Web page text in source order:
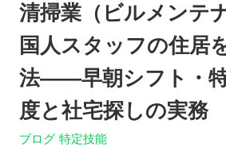
清掃業（ビルメンテ
国人スタッフの住居
法——早朝シフト・
度と社宅探しの実務
ブログ 特定技能